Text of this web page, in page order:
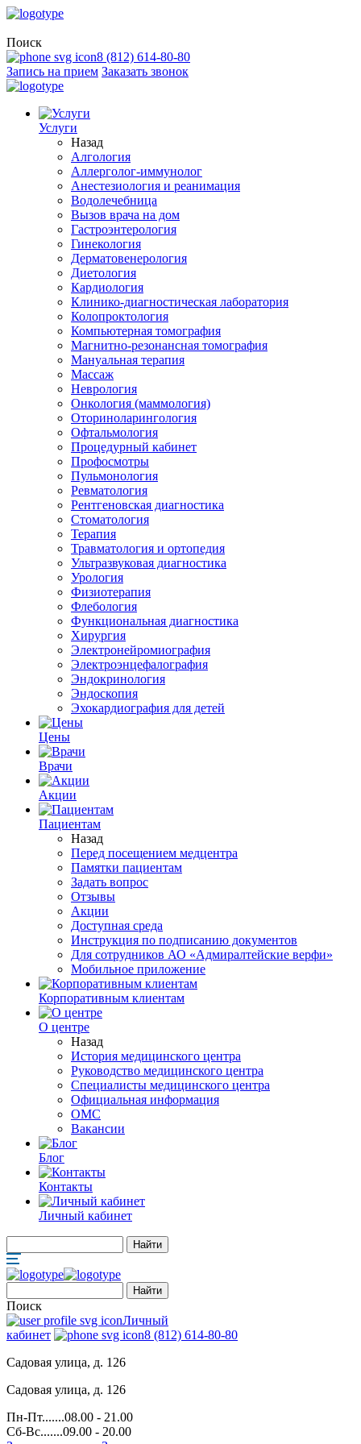
Поиск
8 (812) 614-80-80
Запись на прием Заказать звонок
Услуги
Назад
Алгология
Аллерголог-иммунолог
Анестезиология и реанимация
Водолечебница
Вызов врача на дом
Гастроэнтерология
Гинекология
Дерматовенерология
Диетология
Кардиология
Клинико-диагностическая лаборатория
Колопроктология
Компьютерная томография
Магнитно-резонансная томография
Мануальная терапия
Массаж
Неврология
Онкология (маммология)
Оториноларингология
Офтальмология
Процедурный кабинет
Профосмотры
Пульмонология
Ревматология
Рентгеновская диагностика
Стоматология
Терапия
Травматология и ортопедия
Ультразвуковая диагностика
Урология
Физиотерапия
Флебология
Функциональная диагностика
Хирургия
Электронейромиография
Электроэнцефалография
Эндокринология
Эндоскопия
Эхокардиография для детей
Цены
Врачи
Акции
Пациентам
Назад
Перед посещением медцентра
Памятки пациентам
Задать вопрос
Отзывы
Акции
Доступная среда
Инструкция по подписанию документов
Для сотрудников АО «Адмиралтейские верфи»
Мобильное приложение
Корпоративным клиентам
О центре
Назад
История медицинского центра
Руководство медицинского центра
Специалисты медицинского центра
Официальная информация
ОМС
Вакансии
Блог
Контакты
Личный кабинет
Поиск
Личный
кабинет
8 (812) 614-80-80
Садовая улица, д. 126
Садовая улица, д. 126
Пн-Пт.......08.00 - 21.00
Сб-Вс.......09.00 - 20.00